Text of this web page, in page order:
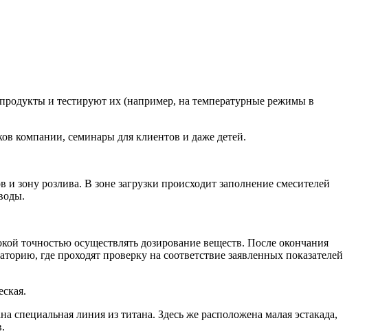
и тестируют их (например, на температурные режимы в
компании, семинары для клиентов и даже детей.
зону розлива. В зоне загрузки происходит заполнение смесителей
точностью осуществлять дозирование веществ. После окончания
где проходят проверку на соответствие заявленных показателей
специальная линия из титана. Здесь же расположена малая эстакада,